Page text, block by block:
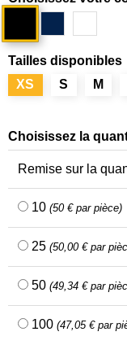
Tailles disponibles
XS
S M
Choisissez la
Remise sur la
10 (50 € par pièce)
25 (50,00 € par
50 (49,34 € par
100 (47,05 € par